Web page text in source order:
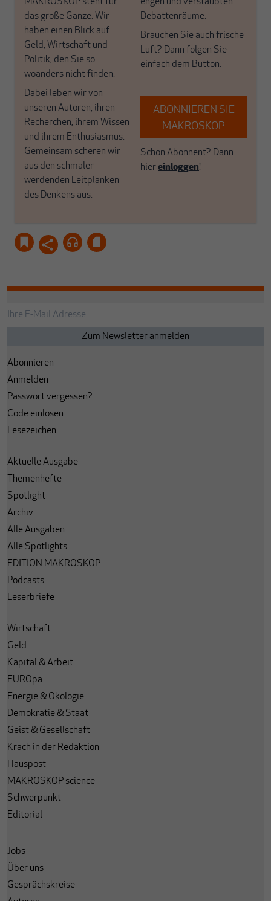
das große Ganze. Wir
haben einen Blick auf
Geld, Wirtschaft und
Politik, den Sie so
woanders nicht finden.
Dabei leben wir von
unseren Autoren, ihren
Recherchen, ihrem Wissen
und ihrem Enthusiasmus.
Gemeinsam scheren wir
aus den schmaler
werdenden Leitplanken
des Denkens aus.
Debattenräume.
Brauchen Sie auch frische
Luft? Dann folgen Sie
einfach dem Button.
ABONNIEREN SIE
MAKROSKOP
Schon Abonnent? Dann
hiereinloggen!
Abonnieren
Anmelden
Passwort vergessen?
Code einlösen
Lesezeichen
Aktuelle Ausgabe
Themenhefte
Spotlight
Archiv
Alle Ausgaben
Alle Spotlights
EDITION MAKROSKOP
Podcasts
Leserbriefe
Wirtschaft
Geld
Kapital & Arbeit
EUROpa
Energie & Ökologie
Demokratie & Staat
Geist & Gesellschaft
Krach in der Redaktion
Hauspost
MAKROSKOP science
Schwerpunkt
Editorial
Jobs
Über uns
Gesprächskreise